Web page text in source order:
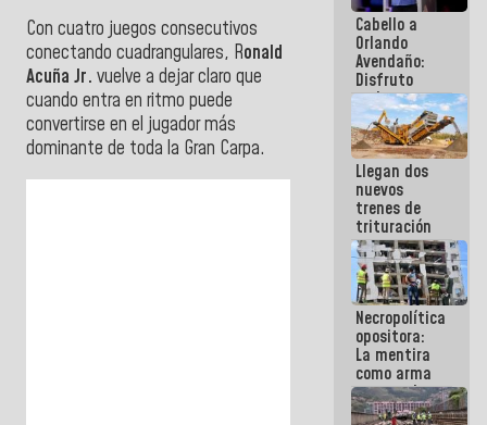
Con cuatro juegos consecutivos
conectando cuadrangulares, Ronald
Acuña Jr. vuelve a dejar claro que
cuando entra en ritmo puede
convertirse en el jugador más
dominante de toda la Gran Carpa.
Cabello a
Orlando
Avendaño:
Disfruto
cada vez
que escribes
porque lo
que haces
es
embarrarla
Llegan dos
nuevos
trenes de
trituración
para
optimizar
manejo de
escombros
en La Guaira
Necropolítica
opositora:
La mentira
como arma
contra el
Pueblo